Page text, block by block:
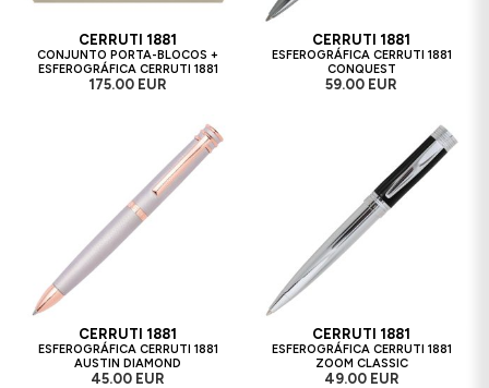
CERRUTI 1881
CONJUNTO PORTA-BLOCOS +
ESFEROGRÁFICA CERRUTI 1881
175.00 EUR
CERRUTI 1881
ESFEROGRÁFICA CERRUTI 1881
CONQUEST
59.00 EUR
CERRUTI 1881
ESFEROGRÁFICA CERRUTI 1881
AUSTIN DIAMOND
45.00 EUR
CERRUTI 1881
ESFEROGRÁFICA CERRUTI 1881
ZOOM CLASSIC
49.00 EUR